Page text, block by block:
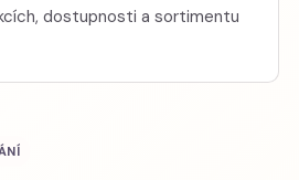
dostupnosti a sortimentu